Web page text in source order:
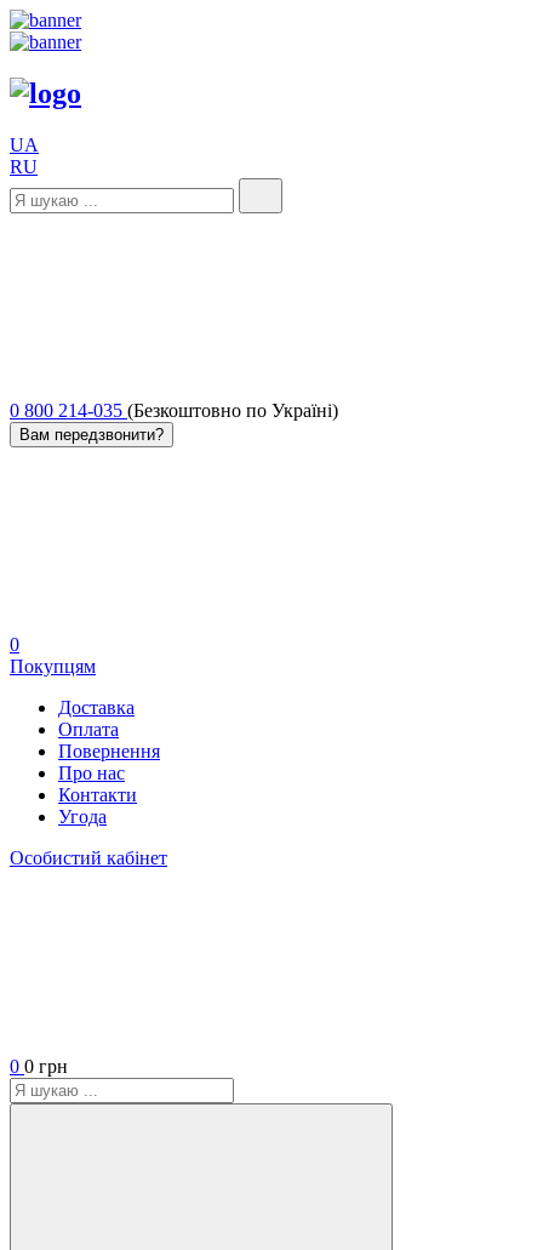
UA
RU
0 800 214-035 (Безкоштовно по Україні)
Вам передзвонити?
0
Покупцям
Доставка
Оплата
Повернення
Про нас
Контакти
Угода
Особистий кабінет
0 0 грн